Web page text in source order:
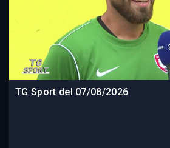
TG Sport del 07/08/2026